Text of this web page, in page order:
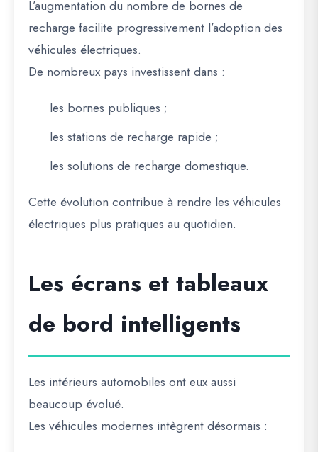
L’augmentation du nombre de bornes de
recharge facilite progressivement l’adoption des
véhicules électriques.
De nombreux pays investissent dans :
les bornes publiques ;
les stations de recharge rapide ;
les solutions de recharge domestique.
Cette évolution contribue à rendre les véhicules
électriques plus pratiques au quotidien.
Les écrans et tableaux
de bord intelligents
Les intérieurs automobiles ont eux aussi
beaucoup évolué.
Les véhicules modernes intègrent désormais :